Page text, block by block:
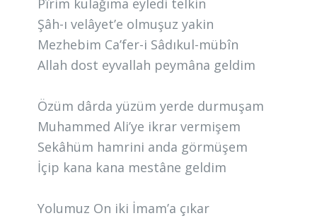
Pîrim kulağıma eyledi telkin
Şâh-ı velâyet’e olmuşuz yakin
Mezhebim Ca’fer-i Sâdıkul-mübîn
Allah dost eyvallah peymâna geldim
Özüm dârda yüzüm yerde durmuşam
Muhammed Ali’ye ikrar vermişem
Sekâhüm hamrini anda görmüşem
İçip kana kana mestâne geldim
Yolumuz On iki İmam’a çıkar